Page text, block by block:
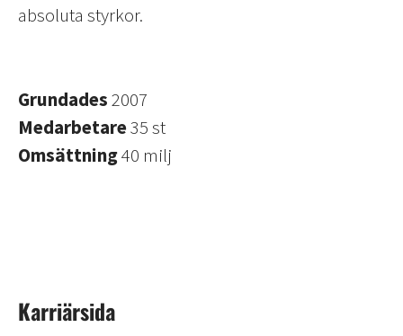
absoluta styrkor.
Grundades2007
Medarbetare35 st
Omsättning40 milj
Karriärsida